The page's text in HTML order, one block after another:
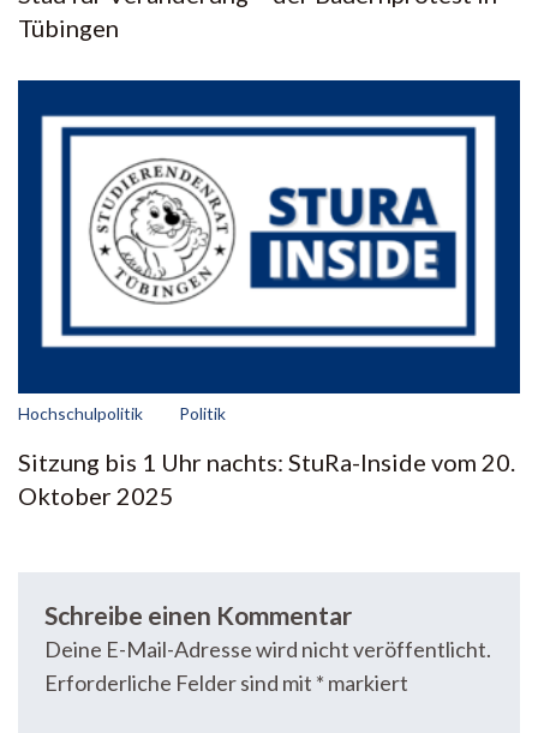
Tübingen
Hochschulpolitik Politik
Sitzung bis 1 Uhr nachts: StuRa-Inside vom 20.
Oktober 2025
Schreibe einen Kommentar
Deine E-Mail-Adresse wird nicht veröffentlicht.
Erforderliche Felder sind mit * markiert